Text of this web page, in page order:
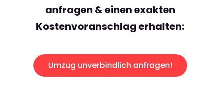
anfragen & einen exakten
Kostenvoranschlag erhalten:
Umzug unverbindlich anfragen!